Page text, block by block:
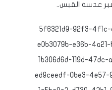
عدسة القبس..